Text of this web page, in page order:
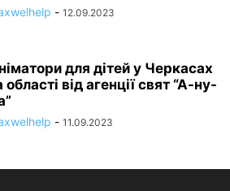
- 12.09.2023
для дітей у Черкасах
області від агенції свят “А-ну-
- 11.09.2023